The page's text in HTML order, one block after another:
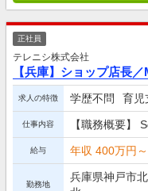
正社員
テレニシ株式会社
【兵庫】ショップ店長
求人の特徴 学歴不問 育児
仕事内容 【職務概要】
給与 年収 400万円
勤務地
兵庫県神戸市